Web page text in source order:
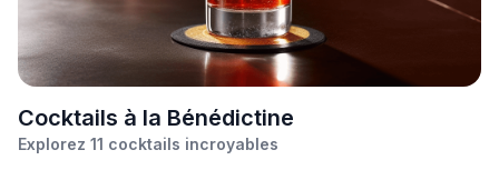
Cocktails à la Bénédictine
Explorez 11 cocktails incroyables